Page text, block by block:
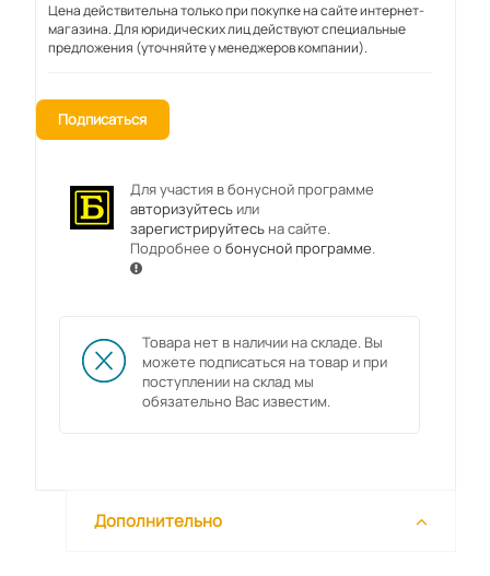
Цена действительна только при покупке на сайте интернет-
магазина. Для юридических лиц действуют специальные
предложения (уточняйте у менеджеров компании).
Подписаться
Для участия в бонусной программе
авторизуйтесьили
зарегистрируйтесьна сайте.
Подробнее обонусной программе.
Товара нет в наличии на складе. Вы
можете подписаться на товар и при
поступлении на склад мы
обязательно Вас известим.
Дополнительно